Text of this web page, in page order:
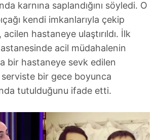
karnına saplandığını söyledi. O
kendi imkanlarıyla çekip
acilen hastaneye ulaştırıldı. İlk
acil müdahalenin
bir hastaneye sevk edilen
serviste bir gece boyunca
tutulduğunu ifade etti.